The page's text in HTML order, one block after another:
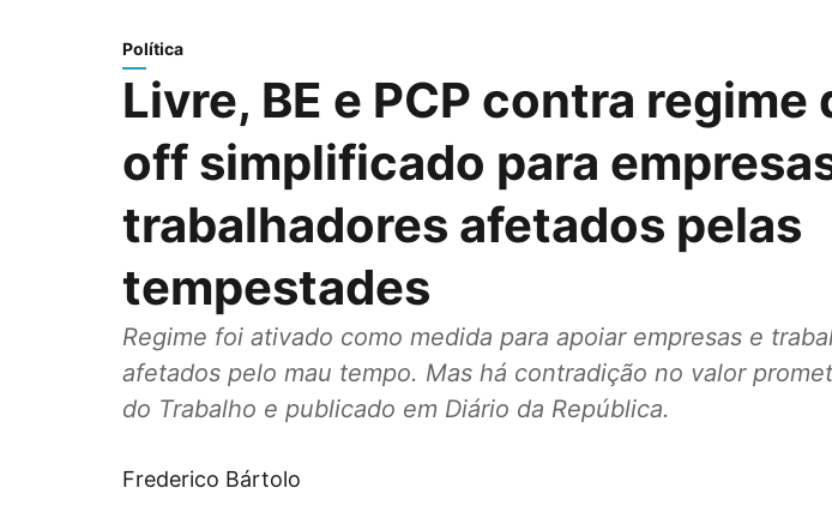
Política
Livre, BE e PCP contra regime
off simplificado para
trabalhadores afetados pelas
tempestades
Regime foi ativado como medida para apoiar empresas e
afetados pelo mau tempo. Mas há contradição no valor
do Trabalho e publicado em Diário da República.
Frederico Bártolo